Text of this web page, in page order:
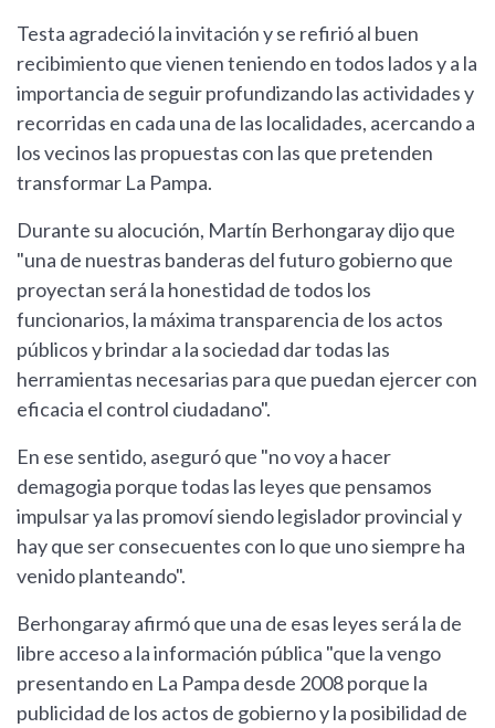
Testa agradeció la invitación y se refirió al buen
recibimiento que vienen teniendo en todos lados y a la
importancia de seguir profundizando las actividades y
recorridas en cada una de las localidades, acercando a
los vecinos las propuestas con las que pretenden
transformar La Pampa.
Durante su alocución, Martín Berhongaray dijo que
"una de nuestras banderas del futuro gobierno que
proyectan será la honestidad de todos los
funcionarios, la máxima transparencia de los actos
públicos y brindar a la sociedad dar todas las
herramientas necesarias para que puedan ejercer con
eficacia el control ciudadano".
En ese sentido, aseguró que "no voy a hacer
demagogia porque todas las leyes que pensamos
impulsar ya las promoví siendo legislador provincial y
hay que ser consecuentes con lo que uno siempre ha
venido planteando".
Berhongaray afirmó que una de esas leyes será la de
libre acceso a la información pública "que la vengo
presentando en La Pampa desde 2008 porque la
publicidad de los actos de gobierno y la posibilidad de